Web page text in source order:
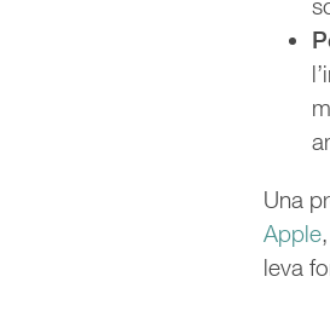
Una
Apple
leva